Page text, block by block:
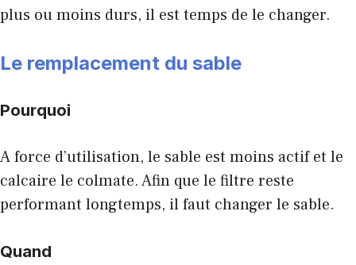
plus ou moins durs, il est temps de le changer.
Le remplacement du sable
Pourquoi
A force d’utilisation, le sable est moins actif et le
calcaire le colmate. Afin que le filtre reste
performant longtemps, il faut changer le sable.
Quand